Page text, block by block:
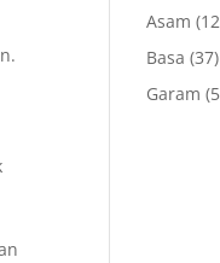
Asam
Basa (37)
Garam